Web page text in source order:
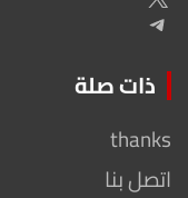
Telegram
ذات صلة
thanks
اتصل بنا